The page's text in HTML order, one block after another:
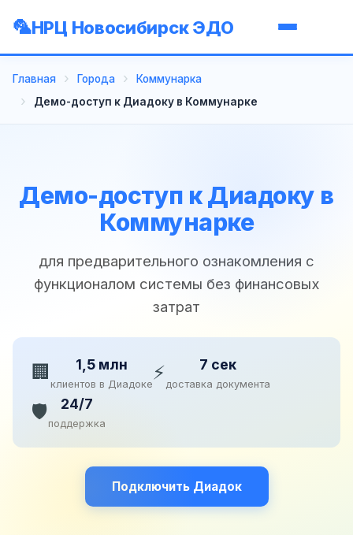
НРЦ Новосибирск ЭДО
Главная Города
Коммунарка
Демо-доступ к Диадоку в Коммунарке
Демо-доступ к Диадоку в
Коммунарке
для предварительного ознакомления с
функционалом системы без финансовых
затрат
🏢 1,5 млн
клиентов в Диадоке⚡ 7 сек
доставка документа
🛡️ 24/7
поддержка
Подключить Диадок